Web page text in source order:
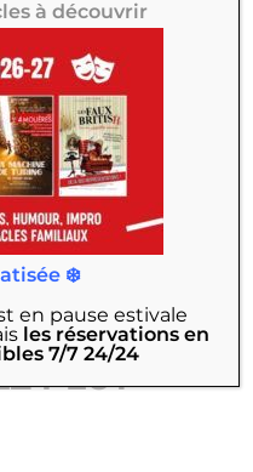
PEUT-
à découvrir
❄️
en pause estivale
les réservations en
7/7 24/24